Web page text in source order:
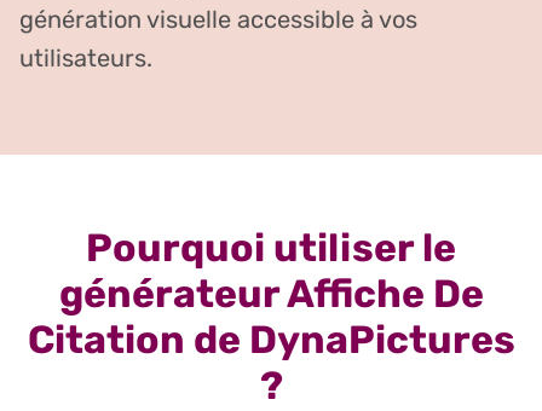
génération visuelle accessible à vos
utilisateurs.
Pourquoi utiliser le
générateur Affiche De
Citation de DynaPictures
?